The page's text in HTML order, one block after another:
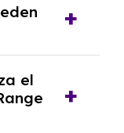
entre 2 y 5
y
límite,
el